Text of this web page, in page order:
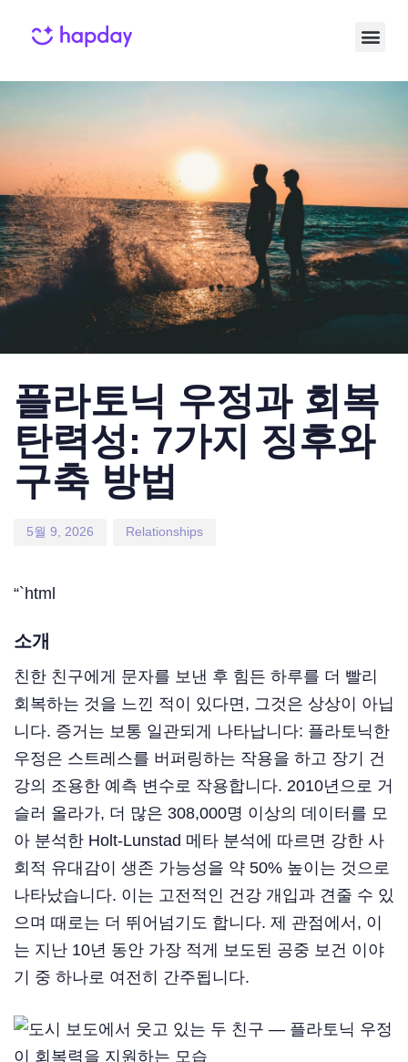
플라토닉 우정과 회복
탄력성: 7가지 징후와
구축 방법
5월 9, 2026 Relationships
“`html
소개
친한 친구에게 문자를 보낸 후 힘든 하루를 더 빨리
회복하는 것을 느낀 적이 있다면, 그것은 상상이 아닙
니다. 증거는 보통 일관되게 나타납니다: 플라토닉한
우정은 스트레스를 버퍼링하는 작용을 하고 장기 건
강의 조용한 예측 변수로 작용합니다. 2010년으로 거
슬러 올라가, 더 많은 308,000명 이상의 데이터를 모
아 분석한 Holt-Lunstad 메타 분석에 따르면 강한 사
회적 유대감이 생존 가능성을 약 50% 높이는 것으로
나타났습니다. 이는 고전적인 건강 개입과 견줄 수 있
으며 때로는 더 뛰어넘기도 합니다. 제 관점에서, 이
는 지난 10년 동안 가장 적게 보도된 공중 보건 이야
기 중 하나로 여전히 간주됩니다.